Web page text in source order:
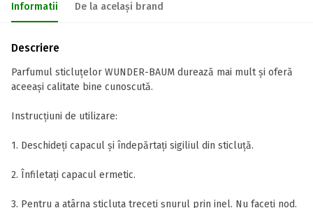
Informatii De la același brand
Descriere
Parfumul sticluțelor WUNDER-BAUM durează mai mult și oferă
aceeași calitate bine cunoscută.
Instrucțiuni de utilizare:
1. Deschideți capacul și îndepărtați sigiliul din sticluță.
2. Înfiletați capacul ermetic.
3. Pentru a atârna sticluța treceți șnurul prin inel. Nu faceți nod.